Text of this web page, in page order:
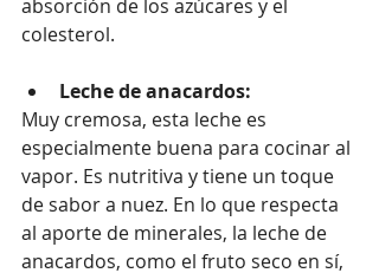
absorción de los azúcares y el
colesterol.
Leche de anacardos:
Muy cremosa, esta leche es
especialmente buena para cocinar al
vapor. Es nutritiva y tiene un toque
de sabor a nuez. En lo que respecta
al aporte de minerales, la leche de
anacardos, como el fruto seco en sí,